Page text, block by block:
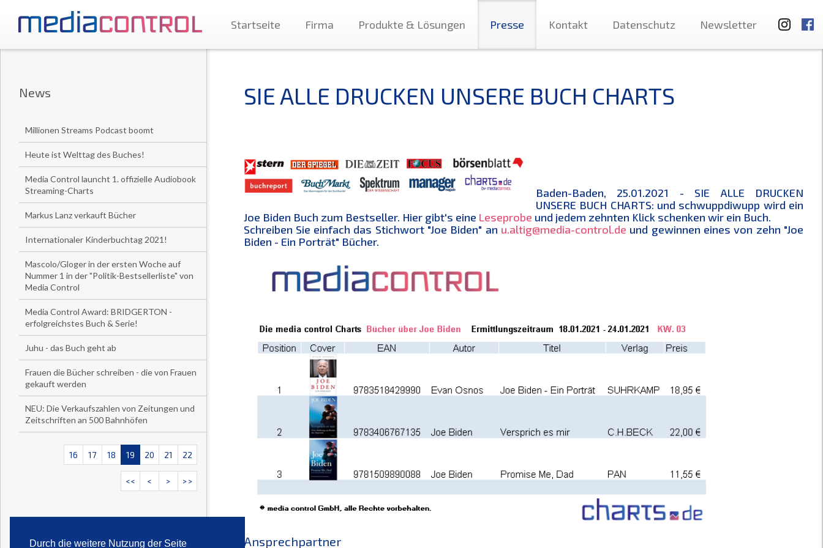
Durch die weitere Nutzung der Seite
Startseite Firma Produkte & Lösungen Presse Kontakt Datenschutz Newsletter
News
Millionen Streams Podcast boomt
Heute ist Welttag des Buches!
Media Control launcht 1. offizielle Audiobook
Streaming-Charts
Markus Lanz verkauft Bücher
Internationaler Kinderbuchtag 2021!
Mascolo/Gloger in der ersten Woche auf
Nummer 1 in der "Politik-Bestsellerliste" von
Media Control
Media Control Award: BRIDGERTON -
erfolgreichstes Buch & Serie!
Juhu - das Buch geht ab
Frauen die Bücher schreiben - die von Frauen
gekauft werden
NEU: Die Verkaufszahlen von Zeitungen und
Zeitschriften an 500 Bahnhöfen
16 17 18 19 20 21 22
<< < > >>
SIE ALLE DRUCKEN UNSERE BUCH CHARTS
Baden-Baden, 25.01.2021 - SIE ALLE DRUCKEN
UNSERE BUCH CHARTS: und schwuppdiwupp wird ein
Joe Biden Buch zum Bestseller. Hier gibt's eine Leseprobe und jedem zehnten Klick schenken wir ein Buch.
Schreiben Sie einfach das Stichwort "Joe Biden" an u.altig@media-control.de und gewinnen eines von zehn "Joe
Biden - Ein Porträt" Bücher.
Ansprechpartner